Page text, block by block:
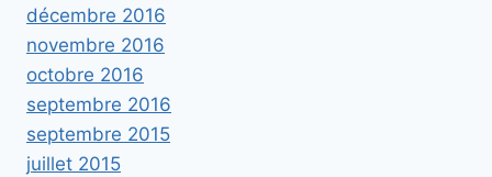
décembre 2016
novembre 2016
octobre 2016
septembre 2016
septembre 2015
juillet 2015